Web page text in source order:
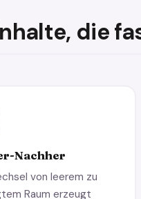
die
Nachher
von leerem zu
Raum erzeugt